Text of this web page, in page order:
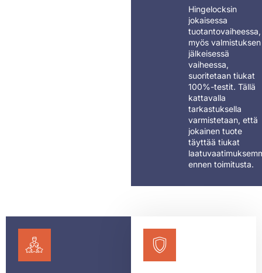
Hingelocksin
jokaisessa
tuotantovaiheessa,
myös valmistuksen
jälkeisessä
vaiheessa,
suoritetaan tiukat
100%-testit. Tällä
kattavalla
tarkastuksella
varmistetaan, että
jokainen tuote
täyttää tiukat
ennen toimitusta.